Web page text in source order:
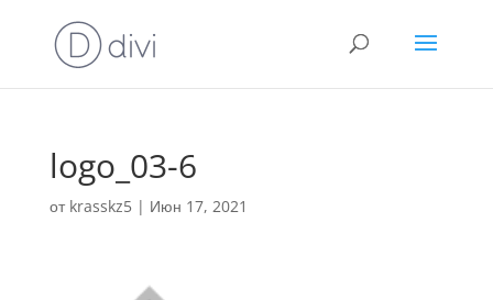
logo_03-6
от krasskz5| Июн 17, 2021